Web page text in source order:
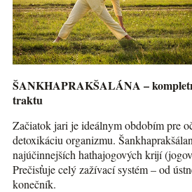
ŠANKHAPRAKŠALÁNA –
traktu
Začiatok jari je ideálnym obdobím pre
detoxikáciu organizmu.
najúčinnejších hathajogových krijí
Prečisťuje celý zažívací systém – od
konečník.